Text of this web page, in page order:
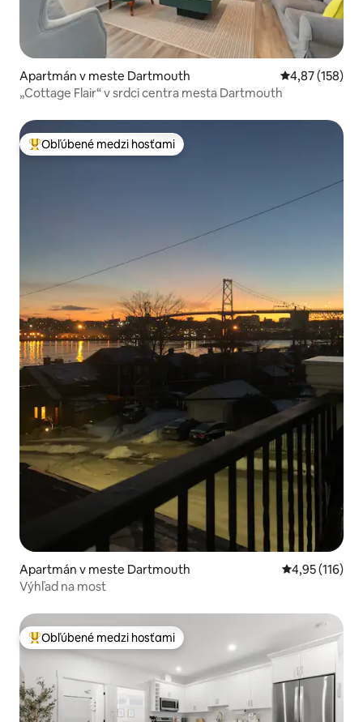
Apartmán v meste Dartmouth Priemerné
4,87 (158)
„Cottage Flair“ v srdci centra mesta Dartmouth
Najobľúbenejšie medzi hosťami
Obľúbené medzi hosťami
Apartmán v meste Dartmouth Priemerné
4,95 (116)
Výhľad na most
Najobľúbenejšie medzi hosťami
Obľúbené medzi hosťami